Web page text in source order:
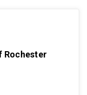
Rochester